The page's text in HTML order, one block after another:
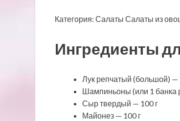
Категория: Салаты Салаты из
Ингредиенты
Лук репчатый (большой) —
Шампиньоны (или 1 банка
Сыр твердый — 100 г
Майонез — 100 г